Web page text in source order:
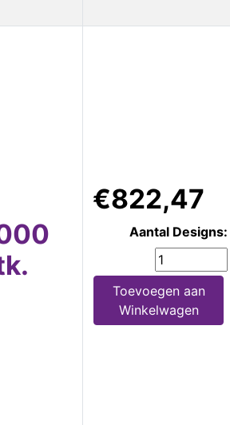
€822,47
Aantal Designs:
Toevoegen aan
Winkelwagen